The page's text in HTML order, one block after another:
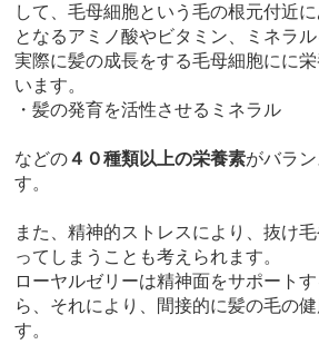
して、毛母細胞という毛の根元付近
となるアミノ酸やビタミン、ミネラル
実際に髪の成長をする毛母細胞にに
います。
・髪の発育を活性させるミネラル
などの４０種類以上の栄養素がバラ
す。
また、精神的ストレスにより、抜け
ってしまうことも考えられます。
ローヤルゼリーは精神面をサポート
ら、それにより、間接的に髪の毛の
す。